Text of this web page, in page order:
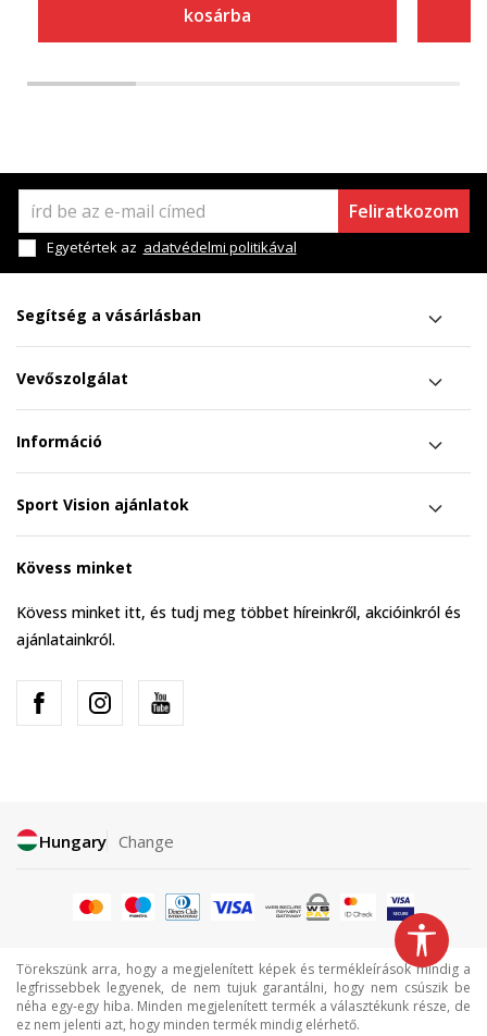
kosárba
Feliratkozom
Egyetértek az adatvédelmi politikával
Segítség a vásárlásban
Vevőszolgálat
Információ
Sport Vision ajánlatok
Kövess minket
Kövess minket itt, és tudj meg többet híreinkről, akcióinkról és
ajánlatainkról.
Hungary Change
Törekszünk arra, hogy a megjelenített képek és termékleírások mindig a
legfrissebbek legyenek, de nem tujuk garantálni, hogy nem csúszik be
néha egy-egy hiba. Minden megjelenített termék a választékunk része, de
ez nem jelenti azt, hogy minden termék mindig elérhető.